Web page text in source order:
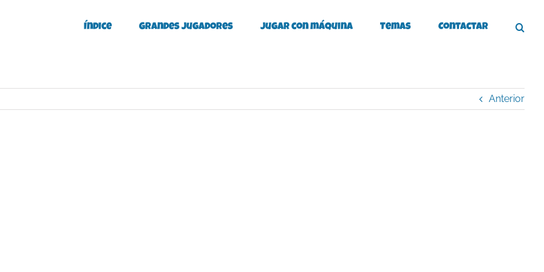
Índice Grandes Jugadores Jugar con máquina Temas Contactar
Anterior